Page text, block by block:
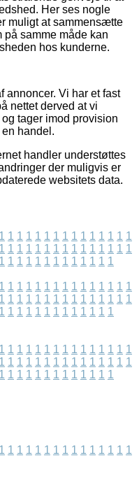
Her ses nogle
muligt at sammensætte
samme måde kan
hos kunderne.
annoncer. Vi har et fast
nettet derved at vi
tager imod provision
handel.
handler understøttes
der muligvis er
websitets data.
1 1 1 1 1 1 1 1 1 1 1 1 1 1 1
1 1 1 1 1 1 1 1 1 1 1 1 1 1 1
1 1 1 1 1 1 1 1 1 1 1 1 1
1 1 1 1 1 1 1 1 1 1 1 1 1 1 1
1 1 1 1 1 1 1 1 1 1 1 1 1 1 1
1 1 1 1 1 1 1 1 1 1 1 1 1
1 1 1 1 1 1 1 1 1 1 1 1 1 1 1
1 1 1 1 1 1 1 1 1 1 1 1 1 1 1
1 1 1 1 1 1 1 1 1 1 1 1 1
1 1 1 1 1 1 1 1 1 1 1 1 1 1 1